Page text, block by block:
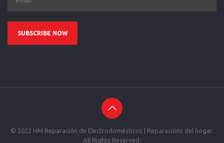
© 2022 HM Reparación de Electrodomésticos | Reparacións del hogar.
All Rights Reserved.